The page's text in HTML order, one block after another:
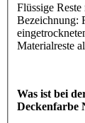
Flüssige
Bezeichnung:
Materialreste
Was ist bei
Deckenfarbe